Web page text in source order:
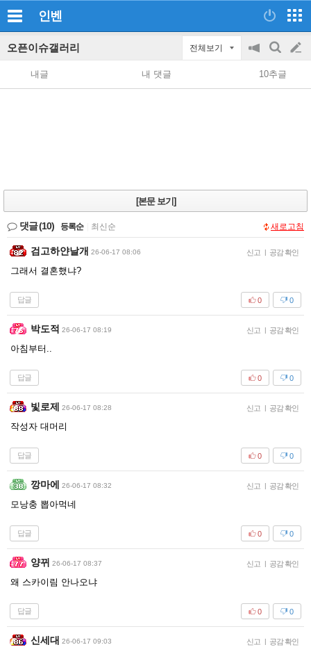
인벤
오픈이슈갤러리 전체보기
공
지
on/off
검
색
글
쓰
내글 내 댓글 10추글
[본문 보기]
댓글(10) 등록순 최신순 새로고침
검고하얀날개 26-06-17 08:06 신고 | 공감 확인
그래서 결혼했냐?
답글 0
0
박도적 26-06-17 08:19 신고 | 공감 확인
아침부터..
답글 0
0
빛로제 26-06-17 08:28 신고 | 공감 확인
작성자 대머리
답글 0
0
깡마에 26-06-17 08:32 신고 | 공감 확인
모낭충 뽑아먹네
답글 0
0
양뀌 26-06-17 08:37 신고 | 공감 확인
왜 스카이림 안나오냐
답글 0
0
신세대 26-06-17 09:03 신고 | 공감 확인